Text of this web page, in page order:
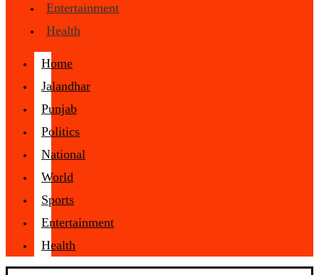
Entertainment
Health
Home
Jalandhar
Punjab
Politics
National
World
Sports
Entertainment
Health